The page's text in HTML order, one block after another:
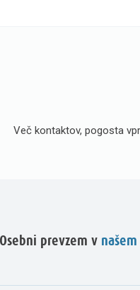
Več kontaktov, pogosta
Osebni prevzem v